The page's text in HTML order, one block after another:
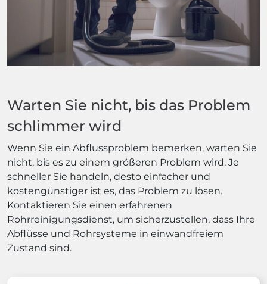
Warten Sie nicht, bis das Problem
schlimmer wird
Wenn Sie ein Abflussproblem bemerken, warten Sie
nicht, bis es zu einem größeren Problem wird. Je
schneller Sie handeln, desto einfacher und
kostengünstiger ist es, das Problem zu lösen.
Kontaktieren Sie einen erfahrenen
Rohrreinigungsdienst, um sicherzustellen, dass Ihre
Abflüsse und Rohrsysteme in einwandfreiem
Zustand sind.